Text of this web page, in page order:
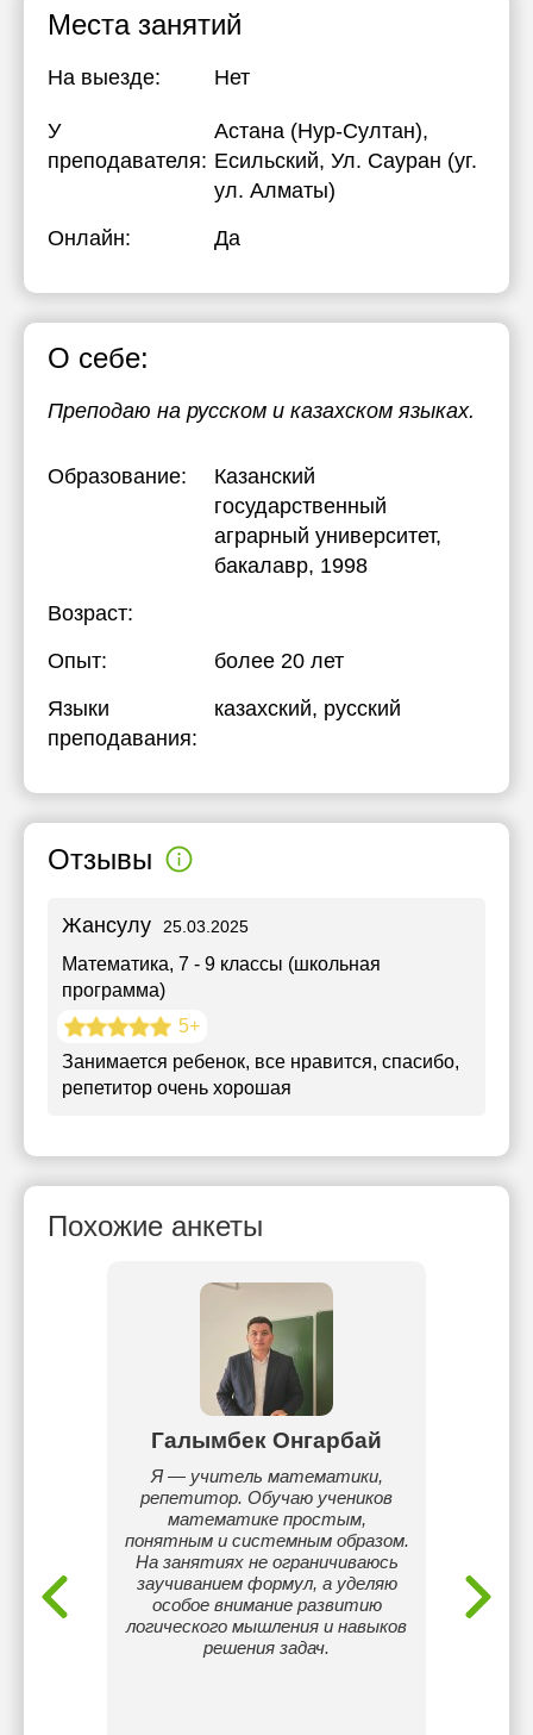
Места занятий
На выезде: Нет
У
преподавателя:
Астана (Нур-Султан),
Есильский, Ул. Сауран (уг.
ул. Алматы)
Онлайн:
Да
О себе:
Преподаю на русском и казахском языках.
Образование:
Казанский
государственный
аграрный университет,
бакалавр, 1998
Возраст:
Опыт:
более 20 лет
Языки
преподавания:
казахский, русский
Отзывы
Жансулу 25.03.2025
Математика, 7 - 9 классы (школьная
программа)
5+
Занимается ребенок, все нравится, спасибо,
репетитор очень хорошая
Похожие анкеты
web-
Галымбек Онгарбай
Я — учитель математики,
репетитор. Обучаю учеников
математике простым,
понятным и системным образом.
На занятиях не ограничиваюсь
заучиванием формул, а уделяю
особое внимание развитию
логического мышления и навыков
решения задач.
жюри